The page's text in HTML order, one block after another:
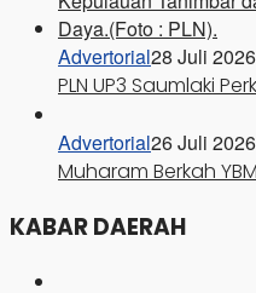
Advertorial28 Juli 2026
PLN UP3 Saumlaki
Advertorial26 Juli 2026
Muharam Berkah
KABAR DAERAH